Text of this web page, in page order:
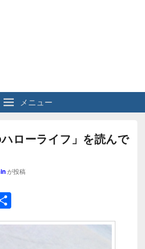
メニュー
ハローライフ」を読んで
が投稿
有